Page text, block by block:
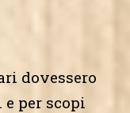
dovessero
per scopi